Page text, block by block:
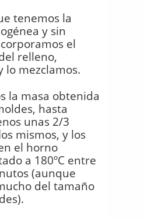
tenemos la
y sin
el
relleno,
lo mezclamos.
la masa obtenida
hasta
unas 2/3
mismos, y los
el horno
a 180ºC entre
(aunque
del tamaño